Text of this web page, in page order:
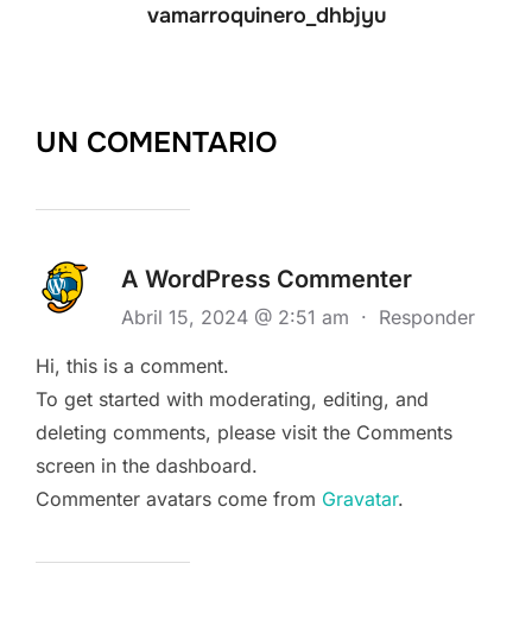
vamarroquinero_dhbjyu
UN COMENTARIO
A WordPress Commenter
Abril 15, 2024 @ 2:51 am · Responder
Hi, this is a comment.
To get started with moderating, editing, and
deleting comments, please visit the Comments
screen in the dashboard.
Commenter avatars come from Gravatar.